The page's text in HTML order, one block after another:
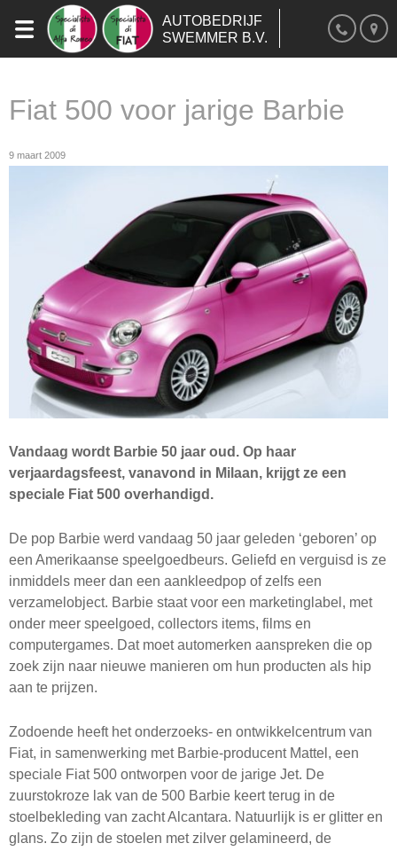
AUTOBEDRIJF
SWEMMER B.V.
Fiat 500 voor jarige Barbie
9 maart 2009
Vandaag wordt Barbie 50 jaar oud. Op haar
verjaardagsfeest, vanavond in Milaan, krijgt ze een
speciale Fiat 500 overhandigd.
De pop Barbie werd vandaag 50 jaar geleden ‘geboren’ op
een Amerikaanse speelgoedbeurs. Geliefd en verguisd is ze
inmiddels meer dan een aankleedpop of zelfs een
verzamelobject. Barbie staat voor een marketinglabel, met
onder meer speelgoed, collectors items, films en
computergames. Dat moet automerken aanspreken die op
zoek zijn naar nieuwe manieren om hun producten als hip
aan te prijzen.
Zodoende heeft het onderzoeks- en ontwikkelcentrum van
Fiat, in samenwerking met Barbie-producent Mattel, een
speciale Fiat 500 ontworpen voor de jarige Jet. De
zuurstokroze lak van de 500 Barbie keert terug in de
stoelbekleding van zacht Alcantara. Natuurlijk is er glitter en
glans. Zo zijn de stoelen met zilver gelamineerd, de